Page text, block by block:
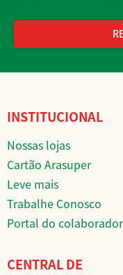
INSTITUCIONAL
Nossas lojas
Cartão Arasuper
Leve mais
Trabalhe Conosco
Portal do colaborador
CENTRAL DE